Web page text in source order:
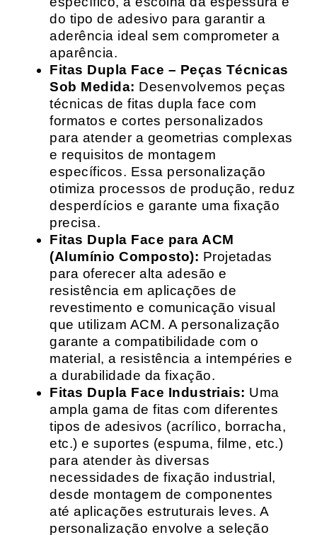
do tipo de adesivo para garantir a
aderência ideal sem comprometer a
aparência.
Fitas Dupla Face – Peças Técnicas
Sob Medida: Desenvolvemos peças
técnicas de fitas dupla face com
formatos e cortes personalizados
para atender a geometrias complexas
e requisitos de montagem
específicos. Essa personalização
otimiza processos de produção, reduz
desperdícios e garante uma fixação
precisa.
Fitas Dupla Face para ACM
(Alumínio Composto): Projetadas
para oferecer alta adesão e
resistência em aplicações de
revestimento e comunicação visual
que utilizam ACM. A personalização
garante a compatibilidade com o
material, a resistência a intempéries e
a durabilidade da fixação.
Fitas Dupla Face Industriais: Uma
ampla gama de fitas com diferentes
tipos de adesivos (acrílico, borracha,
etc.) e suportes (espuma, filme, etc.)
para atender às diversas
necessidades de fixação industrial,
desde montagem de componentes
até aplicações estruturais leves. A
personalização envolve a seleção